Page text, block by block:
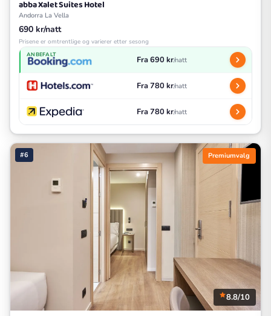
abba Xalet Suites Hotel
Andorra La Vella
690 kr/natt
Prisene er omtrentlige og varierer etter sesong
ANBEFALT Fra 690 kr/natt
Fra 780 kr/natt
Fra 780 kr/natt
#6 Premiumvalg
8.8/10